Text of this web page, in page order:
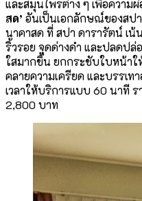
และสมุนไพรต่าง ๆ เพื่อความ
สด’ อันเป็นเอกลักษณ์ของสป
นาคาสด ที่ สปา ดารารัตน์ เน้
ริ้วรอย จุดด่างดำ และปลดปล่
ใสมากขึ้น ยกกระชับใบหน้าใ
คลายความเครียด และบรรเท
เวลาให้บริการแบบ 60 นาที
2,800 บาท